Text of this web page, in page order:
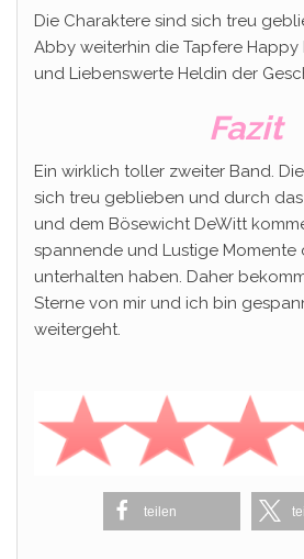
Die Charaktere sind sich treu
Abby weiterhin die Tapfere
und Liebenswerte Heldin der
Fazit
Ein wirklich toller zweiter Band.
sich treu geblieben und durch
und dem Bösewicht DeWitt
spannende und Lustige Momente
unterhalten haben. Daher
Sterne von mir und ich bin
weitergeht.
teilen